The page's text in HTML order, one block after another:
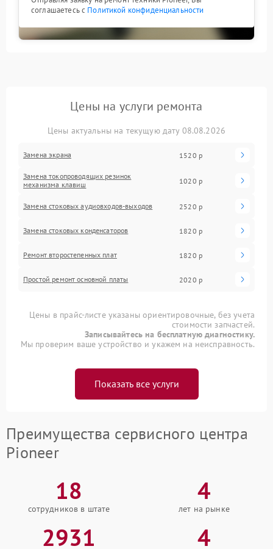
соглашаетесь с Политикой конфиденциальности
Цены на услуги ремонта
Цены актуальны на текущую дату 08.08.2026
Замена экрана 1520 р
Замена токопроводящих резинок
механизма клавиш
1020 р
Замена стоковых аудиовходов-выходов 2520 р
Замена стоковых конденсаторов 1820 р
Ремонт второстепенных плат 1820 р
Простой ремонт основной платы 2020 р
Цены в прайс-листе указаны ориентировочные, без учета
стоимости запчастей.
Записывайтесь на бесплатную диагностику.
Мы проверим ваше устройство и укажем на неисправность.
Показать все услуги
Преимущества сервисного центра
Pioneer
18
сотрудников в штате
4
лет на рынке
2931 4